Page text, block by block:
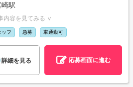
駅
内容を見てみる ∨
ッフ 急募 車通勤可
詳細を見る 応募画面に進む